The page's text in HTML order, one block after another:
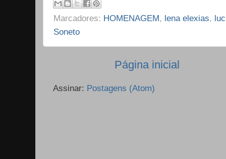
Marcadores: HOMENAGEM, lena elexias,
Soneto
Página inicial
Assinar: Postagens (Atom)